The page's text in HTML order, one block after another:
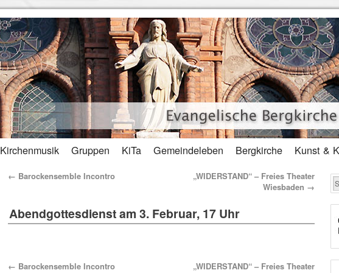
Kirchenmusik Gruppen KiTa Gemeindeleben Bergkirche Kunst &
← Barockensemble Incontro
„WIDERSTAND“ – Freies Theater
Wiesbaden →
Abendgottesdienst am 3. Februar, 17 Uhr
← Barockensemble Incontro
„WIDERSTAND“ – Freies Theater